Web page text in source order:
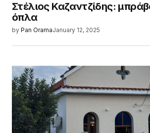
Στέλιος Καζαντζίδης:
όπλα
by Pan OramaJanuary 12, 2025